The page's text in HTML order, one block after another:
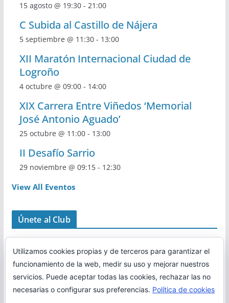
15 agosto @ 19:30- 21:00
C Subida al Castillo de Nájera
5 septiembre @ 11:30- 13:00
XII Maratón Internacional Ciudad de
Logroño
4 octubre @ 09:00- 14:00
XIX Carrera Entre Viñedos ‘Memorial
José Antonio Aguado’
25 octubre @ 11:00- 13:00
II Desafío Sarrio
29 noviembre @ 09:15- 12:30
View All Eventos
Únete al Club
Utilizamos cookies propias y de terceros para garantizar el
funcionamiento de la web, medir su uso y mejorar nuestros
servicios. Puede aceptar todas las cookies, rechazar las no
necesarias o configurar sus preferencias. Política de cookies